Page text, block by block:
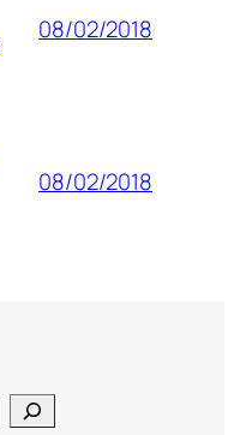
08/02/2018
08/02/2018